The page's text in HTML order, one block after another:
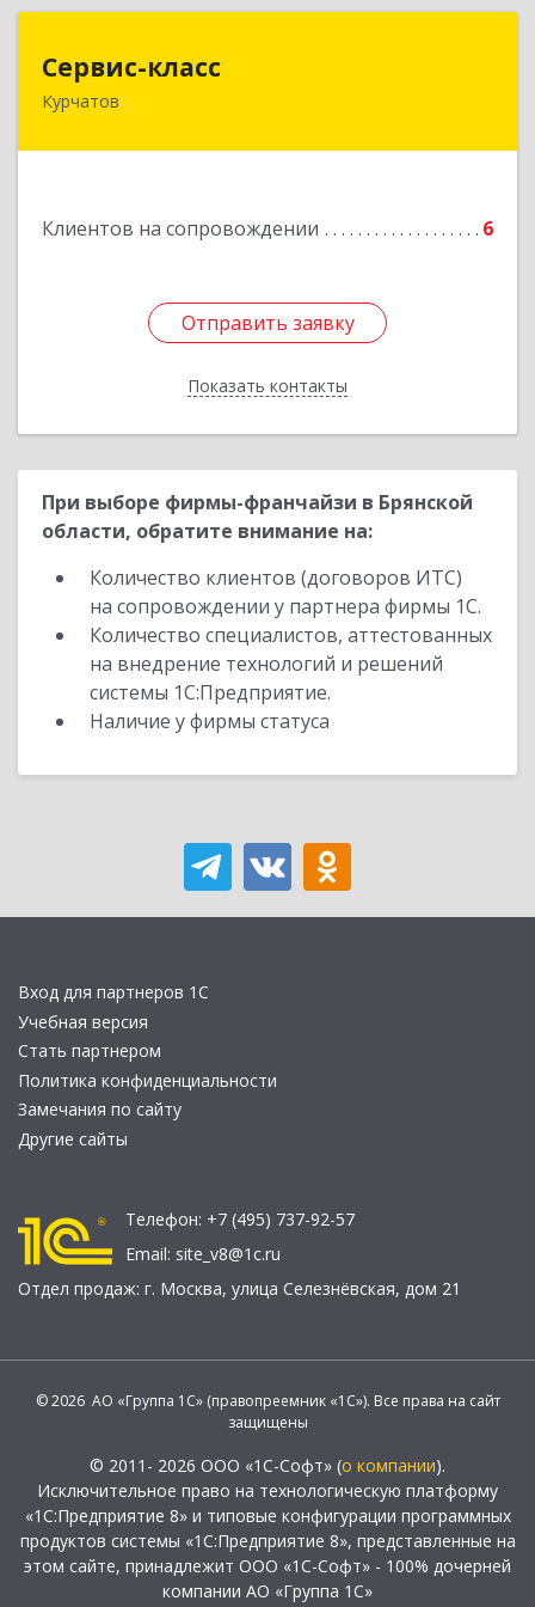
Сервис-класс
Курчатов
Клиентов на сопровождении 6
Отправить заявку
Показать контакты
Подробнее
Отправить заявку
Назад
При выборе фирмы-франчайзи в Брянской
области, обратите внимание на:
Количество клиентов (договоров ИТС)
на сопровождении у партнера фирмы 1С.
Количество специалистов, аттестованных
на внедрение технологий и решений
системы 1С:Предприятие.
Наличие у фирмы статуса
Вход для партнеров 1С
Учебная версия
Стать партнером
Политика конфиденциальности
Замечания по сайту
Другие сайты
Телефон: +7 (495) 737-92-57
Email: site_v8@1c.ru
Отдел продаж: г. Москва, улица Селезнёвская, дом 21
© 2026 АО «Группа 1С» (правопреемник «1С»). Все права на сайт
защищены
© 2011- 2026 ООО «1С-Софт» (о компании).
Исключительное право на технологическую платформу
«1С:Предприятие 8» и типовые конфигурации программных
продуктов системы «1С:Предприятие 8», представленные на
этом сайте, принадлежит ООО «1С-Софт» - 100% дочерней
компании АО «Группа 1С»